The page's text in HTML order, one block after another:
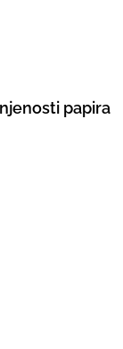
papira